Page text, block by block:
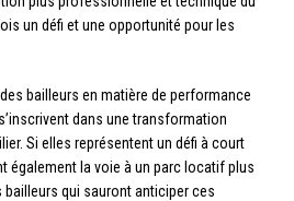
un défi et une opportunité pour les
bailleurs en matière de performance
dans une transformation
Si elles représentent un défi à court
également la voie à un parc locatif plus
qui sauront anticiper ces